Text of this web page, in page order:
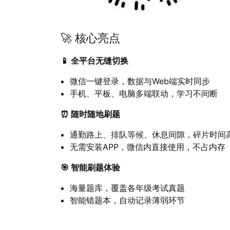
🚀 核心亮点
📱 全平台无缝切换
微信一键登录，数据与Web端实时同步
手机、平板、电脑多端联动，学习不间断
⏰ 随时随地刷题
通勤路上、排队等候、休息间隙，碎片时间
无需安装APP，微信内直接使用，不占内存
🎯 智能刷题体验
海量题库，覆盖各年级考试真题
智能错题本，自动记录薄弱环节